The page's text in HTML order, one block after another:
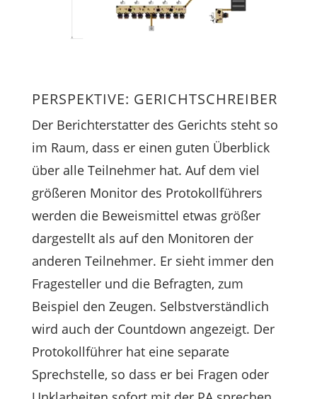
PERSPEKTIVE: GERICHTSCHREIBER
Der Berichterstatter des Gerichts steht so
im Raum, dass er einen guten Überblick
über alle Teilnehmer hat. Auf dem viel
größeren Monitor des Protokollführers
werden die Beweismittel etwas größer
dargestellt als auf den Monitoren der
anderen Teilnehmer. Er sieht immer den
Fragesteller und die Befragten, zum
Beispiel den Zeugen. Selbstverständlich
wird auch der Countdown angezeigt. Der
Protokollführer hat eine separate
Sprechstelle, so dass er bei Fragen oder